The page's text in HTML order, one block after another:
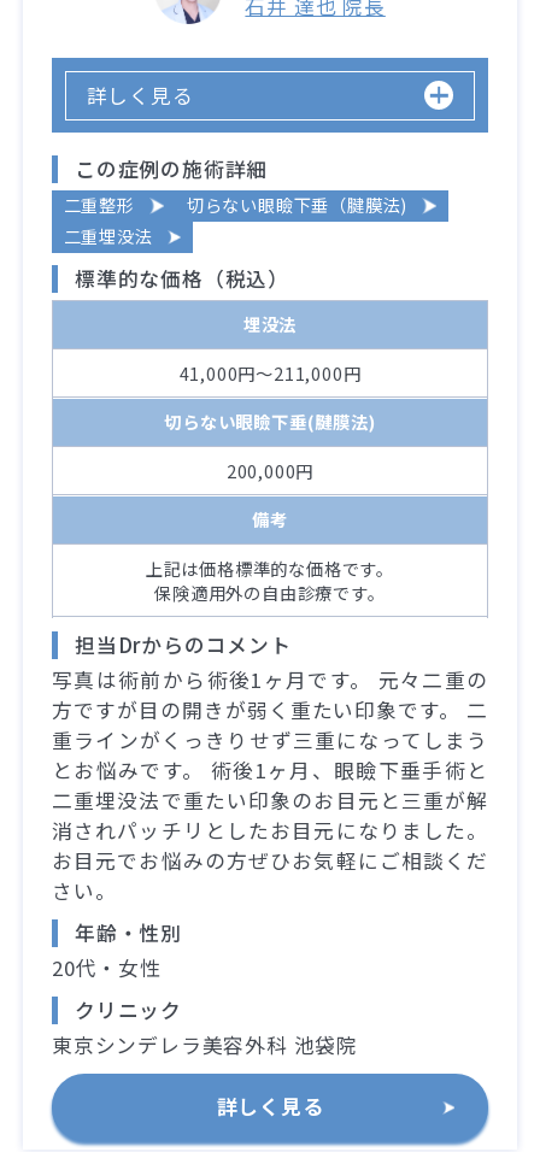
石井 達也 院長
詳しく見る
この症例の施術詳細
二重整形
切らない眼瞼下垂（腱膜法)
二重埋没法
標準的な価格（税込）
埋没法
41,000円～211,000円
切らない眼瞼下垂(腱膜法)
200,000円
備考
上記は価格標準的な価格です。
保険適用外の自由診療です。
担当Drからのコメント
写真は術前から術後1ヶ月です。 元々二重の
方ですが目の開きが弱く重たい印象です。 二
重ラインがくっきりせず三重になってしまう
とお悩みです。 術後1ヶ月、眼瞼下垂手術と
二重埋没法で重たい印象のお目元と三重が解
消されパッチリとしたお目元になりました。
お目元でお悩みの方ぜひお気軽にご相談くだ
さい。
年齢・性別
20代・女性
クリニック
東京シンデレラ美容外科 池袋院
詳しく見る